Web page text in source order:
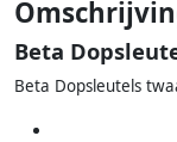
Beta
Beta Dopsleutels